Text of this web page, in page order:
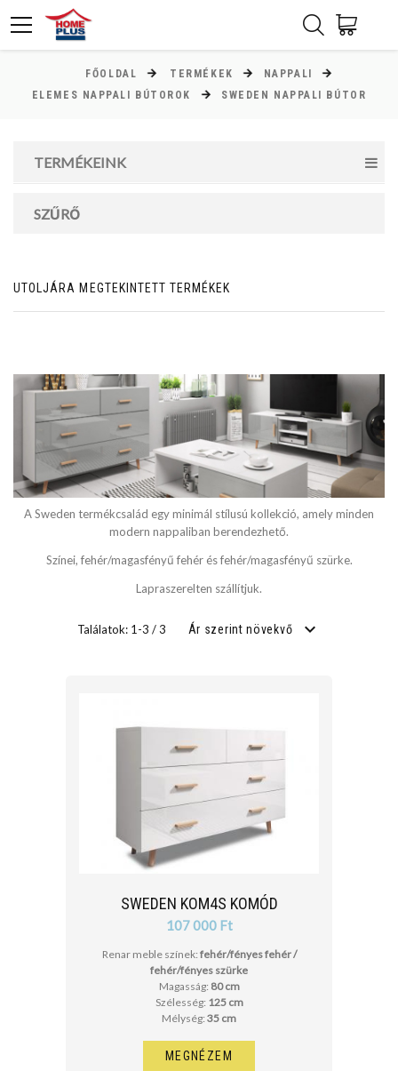
FŐOLDAL TERMÉKEK
NAPPALI
ELEMES NAPPALI BÚTOROK
SWEDEN NAPPALI BÚTOR
TERMÉKEINK
SZŰRŐ
Ft
MAGASSÁG
cm
SZÉLESSÉG
cm
cm
UTOLJÁRA MEGTEKINTETT TERMÉKEK
A Sweden termékcsalád egy minimál stílusú kollekció, amely minden
modern nappaliban berendezhető.
Színei, fehér/magasfényű fehér és fehér/magasfényű szürke.
Lapraszerelten szállítjuk.
Találatok: 1-3 / 3 Ár szerint növekvő
SWEDEN KOM4S KOMÓD
107 000 Ft
Renar meble színek: fehér/fényes fehér /
fehér/fényes szürke
Magasság: 80 cm
Szélesség: 125 cm
Mélység: 35 cm
MEGNÉZEM